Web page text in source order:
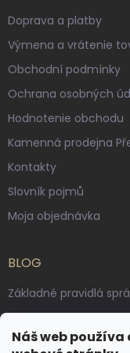
Náš web
Doprava a platby
Výmena a vrátenie
Obchodní podmínky
Ochrana osobných
Hodnotenie obchodu
Kamenná prodejna
Kontakty
Slovník pojmů
Moja objednávka
BLOG
Základné pravidlá
Výroba českých